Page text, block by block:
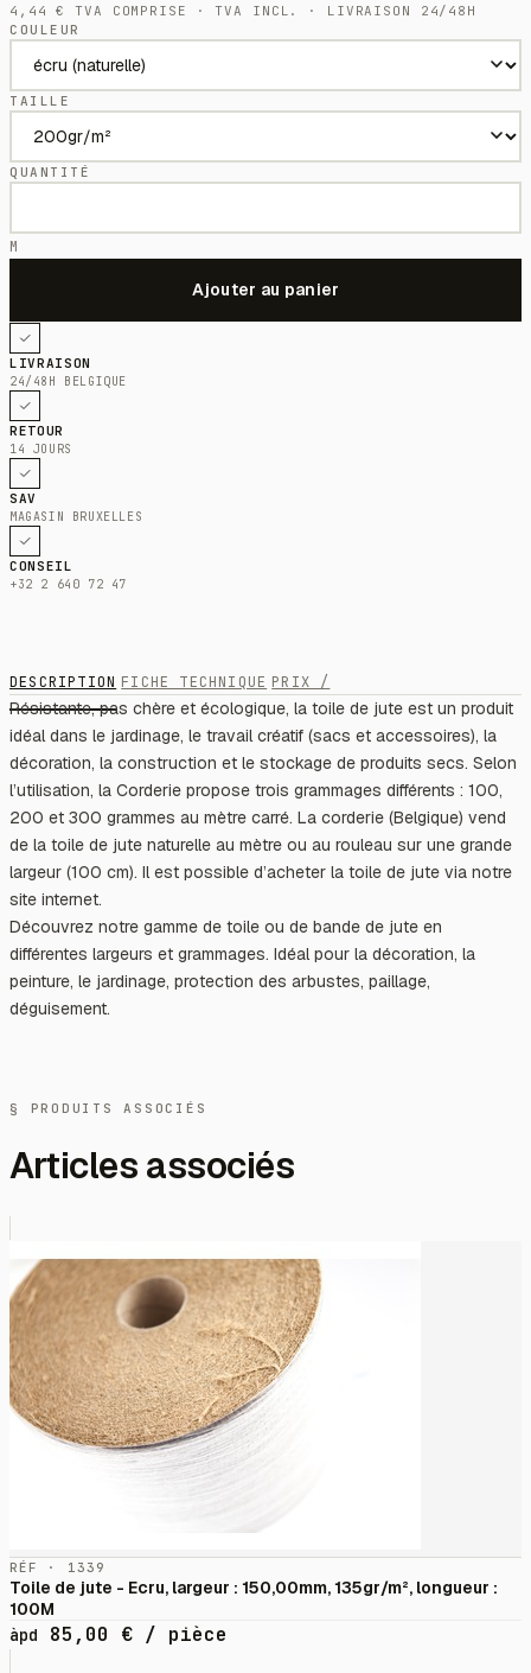
4,44€
TVA COMPRISE · TVA INCL. · LIVRAISON 24/48H
COULEUR
TAILLE
QUANTITÉ
M
LIVRAISON
24/48H BELGIQUE
RETOUR
14 JOURS
SAV
MAGASIN BRUXELLES
CONSEIL
+32 2 640 72 47
DESCRIPTION FICHE TECHNIQUE PRIX /
Résistante, pas chère et écologique, la toile de jute est un produit
idéal dans le jardinage, le travail créatif (sacs et accessoires), la
décoration, la construction et le stockage de produits secs. Selon
l’utilisation, la Corderie propose trois grammages différents : 100,
200 et 300 grammes au mètre carré. La corderie (Belgique) vend
de la toile de jute naturelle au mètre ou au rouleau sur une grande
largeur (100 cm). Il est possible d’acheter la toile de jute via notre
site internet.
Découvrez notre gamme de toile ou de bande de jute en
différentes largeurs et grammages. Idéal pour la décoration, la
peinture, le jardinage, protection des arbustes, paillage,
déguisement.
§ PRODUITS ASSOCIÉS
Articles associés
RÉF · 1339
Toile de jute - Ecru, largeur : 150,00mm, 135gr/m², longueur :
100M
àpd
85,00 € / pièce